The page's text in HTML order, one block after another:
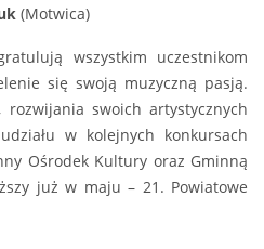
(Motwica)
wszystkim uczestnikom
się swoją muzyczną pasją.
rozwijania swoich artystycznych
w kolejnych konkursach
Ośrodek Kultury oraz Gminną
już w maju – 21. Powiatowe